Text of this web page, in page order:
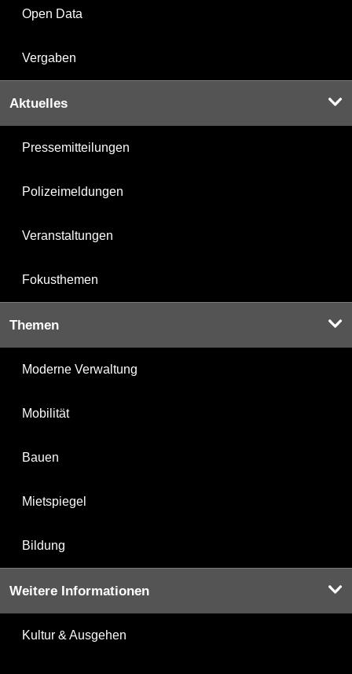
Open Data
Vergaben
Aktuelles
Pressemitteilungen
Polizeimeldungen
Veranstaltungen
Fokusthemen
Themen
Moderne Verwaltung
Mobilität
Bauen
Mietspiegel
Bildung
Weitere Informationen
Kultur & Ausgehen